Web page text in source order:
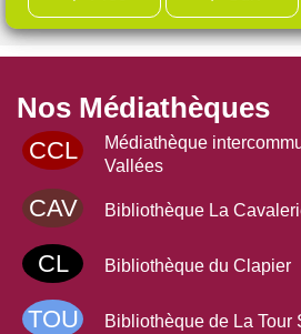
Découvrez
un
service
en ligne
Nos Médiathèques
CCL
Médiathèque
Vallées
CAV Bibliothèque La
CL Bibliothèque du Clapier
TOU Bibliothèque de La Tour